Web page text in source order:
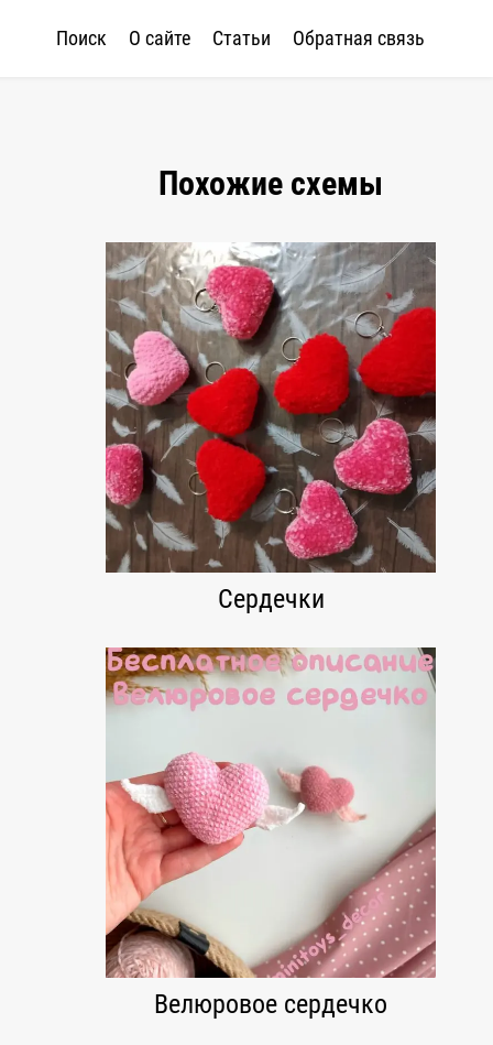
Поиск О сайте Статьи Обратная связь
Похожие схемы
Сердечки
Велюровое сердечко